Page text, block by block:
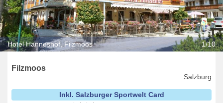
Hotel Hanneshof, Filzmoos 1/10
Filzmoos
Salzburg
Inkl. Salzburger Sportwelt Card